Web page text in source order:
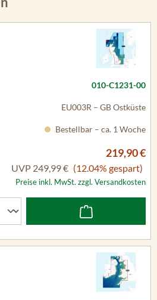
010-C1231-00
EU003R – GB Ostküste
Bestellbar – ca. 1 Woche
219,90 €
UVP 249,99 € (12.04% gespart)
Preise inkl. MwSt. zzgl. Versandkosten